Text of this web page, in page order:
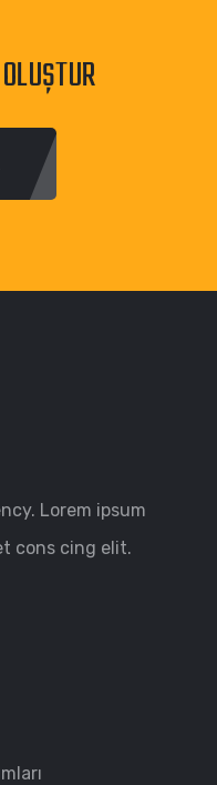
Lorem ipsum
cons cing elit.